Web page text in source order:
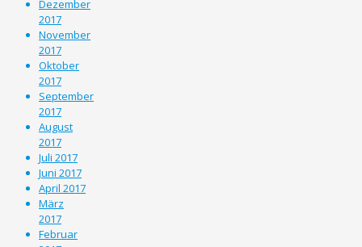
Dezember
2017
November
2017
Oktober
2017
September
2017
August
2017
Juli 2017
Juni 2017
April 2017
März
2017
Februar